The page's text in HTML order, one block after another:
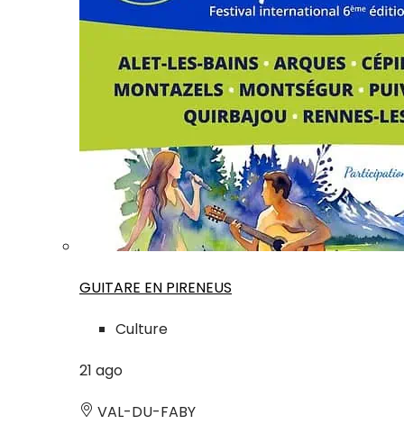
GUITARE EN PIRENEUS
Culture
21 ago
VAL-DU-FABY